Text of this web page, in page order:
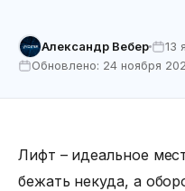
Александр Вебер
13
Обновлено: 24 ноября
Лифт – идеальное
бежать некуда, а